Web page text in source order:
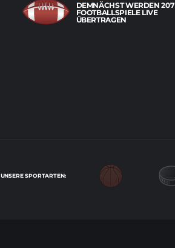
DEMNÄCHST WERDEN 207
FOOTBALLSPIELE LIVE
ÜBERTRAGEN
UNSERE SPORTARTEN: